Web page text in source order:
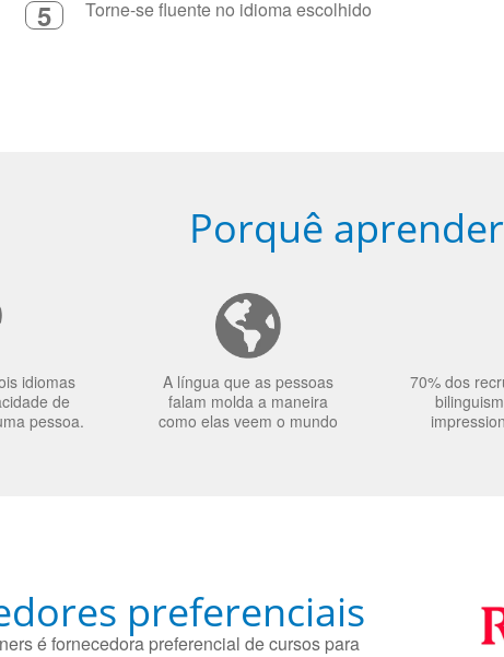
5 Torne-se fluente no idioma escolhido
Porquê
idiomas
de
pessoa.
A língua que as pessoas
falam molda a maneira
como elas veem o mundo
70% dos
preferenciais
é fornecedora preferencial de cursos para